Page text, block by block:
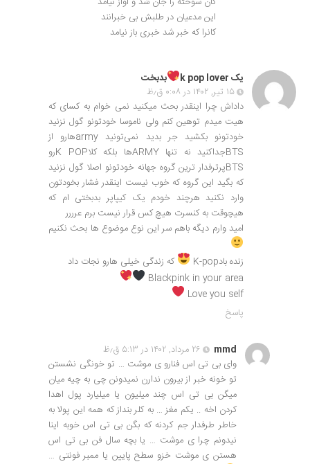
این مدعیان در طلبش بی خبرانند
کانرا که خبر شد خبری باز نیامد
یک k pop lover
بدبخت
۱۵ تیر, ۱۴۰۲ در ۰:۰۸ ق٫ظ
داداش چرا اینقدر بحث میکنید نمی خوام به کسای که
هیت میدم توهین کنم ولی ناموسا خودتونو گول نزنید
خودتونو بکشید جر بدید نمی‌تونید armyهارو از
BTSجداکنید نه تنها ARMYها بلکه کلاK POPرو
BTSپرترفدار ترین گروه جهانه خودتونو اصلا گول نزنید
که بگید این گروه که خوب نیست اینقدر فشار بخودتون
وارد نکنید هرچند خودم یک کیپاپر بدبختی ام که
هیچوقت به کنسرت هیچ کس قرار نیست برم عرررر
امید وارم دیگه باهم سر این نوع موضوع ها بحث نکنیم
زنده بادK-pop
که زندگی خیلی هارو نجات داد
Blackpink in your area
Love you self
پاسخ
mmd
۲۶ مرداد, ۱۴۰۲ در ۵:۱۳ ق٫ظ
وای بی تی اس فنارو ی موشت … تو خونگی نشستن
تو خونه خبر از بیرون ندارن نمیدونن چی به چیه میان
میگن بی تی اس چند میلیون یا میلیارد پول اهدا
کردن اخه .. یکم مغز … به کلر بنداز که همه این پولا به
خاطر طرفدار جم کردنه که بگن بی تی اس خوبه اینا
نیدونم چرا ی موشت … یا بچه سال فن بی تی اس
هستن ی موشت خزو سطح پایین یا ممبر فونتی …